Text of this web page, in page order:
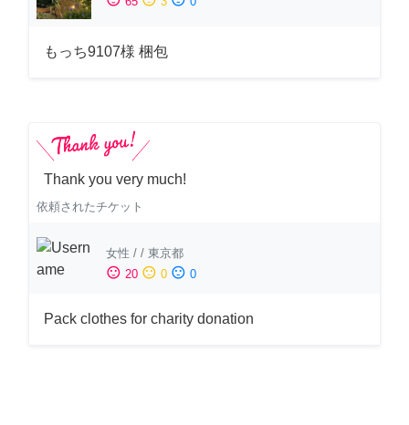
もっち9107様 梱包
Thank you very much!
依頼されたチケット
女性 / / 東京都
sentiment_satisfied 20 sentiment_neutral 0 sentiment_dissatisfied 0
Pack clothes for charity donation